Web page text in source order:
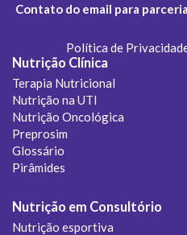
Contato do email para
Política de
Nutrição Clínica
Terapia Nutricional
Nutrição na UTI
Nutrição Oncológica
Preprosim
Glossário
Pirâmides
Nutrição em Consultório
Nutrição esportiva